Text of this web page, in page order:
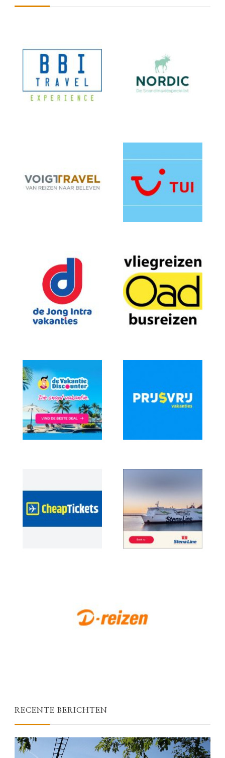
RECENTE BERICHTEN